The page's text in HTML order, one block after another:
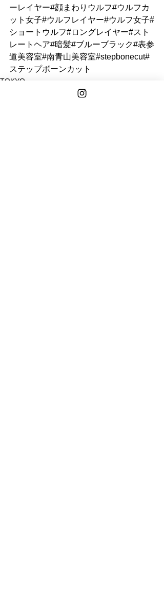
ーレイヤー#顔まわりウルフ#ウルフカ
ット女子#ウルフレイヤー#ウルフ女子#
ショートウルフ#ロングレイヤー#スト
レートヘア#暗髪#ブルーブラック#表参
道美容室#南青山美容室#stepbonecut#
ステップボーンカット
TOKYO